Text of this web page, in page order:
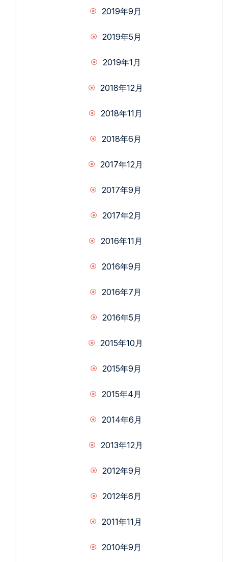
2019年9月
2019年5月
2019年1月
2018年12月
2018年11月
2018年6月
2017年12月
2017年9月
2017年2月
2016年11月
2016年9月
2016年7月
2016年5月
2015年10月
2015年9月
2015年4月
2014年6月
2013年12月
2012年9月
2012年6月
2011年11月
2010年9月